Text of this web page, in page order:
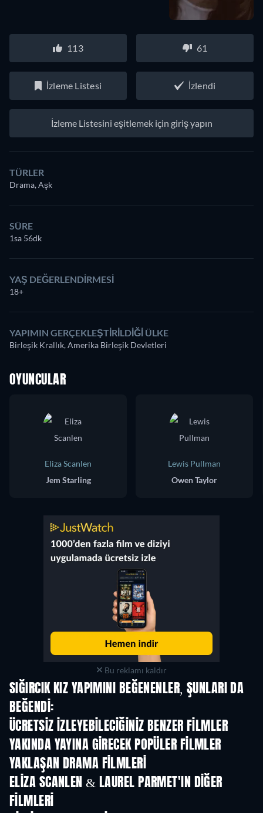
113 61
İzleme Listesi İzlendi
İzleme Listesini eşitlemek için giriş yapın
TÜRLER
Drama, Aşk
SÜRE
1sa 56dk
YAŞ DEĞERLENDIRMESI
18+
YAPIMIN GERÇEKLEŞTIRILDIĞI ÜLKE
Birleşik Krallık, Amerika Birleşik Devletleri
OYUNCULAR
Eliza Scanlen
Jem Starling
Lewis Pullman
Owen Taylor
Bu reklamı kaldır
SIĞIRCIK KIZ YAPIMINI BEĞENENLER, ŞUNLARI DA
BEĞENDI:
ÜCRETSIZ IZLEYEBILECIĞINIZ BENZER FILMLER
YAKINDA YAYINA GIRECEK POPÜLER FILMLER
YAKLAŞAN DRAMA FILMLERI
ELIZA SCANLEN & LAUREL PARMET'IN DIĞER
FILMLERI